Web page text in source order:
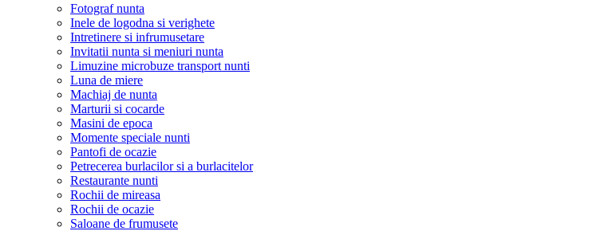
Fotograf nunta
Inele de logodna si verighete
Intretinere si infrumusetare
Invitatii nunta si meniuri nunta
Limuzine microbuze transport nunti
Luna de miere
Machiaj de nunta
Marturii si cocarde
Masini de epoca
Momente speciale nunti
Pantofi de ocazie
Petrecerea burlacilor si a burlacitelor
Restaurante nunti
Rochii de mireasa
Rochii de ocazie
Saloane de frumusete